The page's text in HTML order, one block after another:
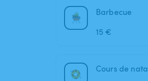
Barbecue
15 €
Cours de